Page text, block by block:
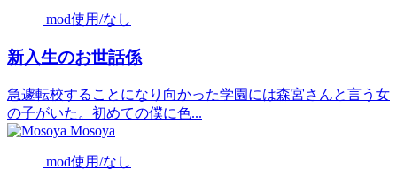
mod使用/なし
新入生のお世話係
急遽転校することになり向かった学園には森宮さんと言う女
の子がいた。初めての僕に色...
Mosoya
mod使用/なし